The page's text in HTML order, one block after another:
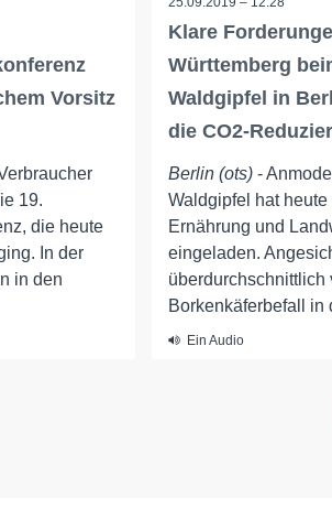
Vorsitz
19.
die heute
In der
in den
Klare
Württemberg
Waldgipfel in
die CO2-
Berlin (ots)-
Waldgipfel hat
Ernährung und
eingeladen.
überdurchschnittlich
Borkenkäferbefall in
Ein Audio